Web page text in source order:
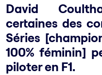
David
certaines des
Séries
100% féminin]
piloter en F1.